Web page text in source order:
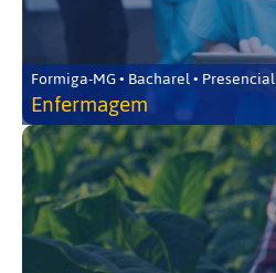
Formiga-MG • Bacharel • Presencial
Enfermagem